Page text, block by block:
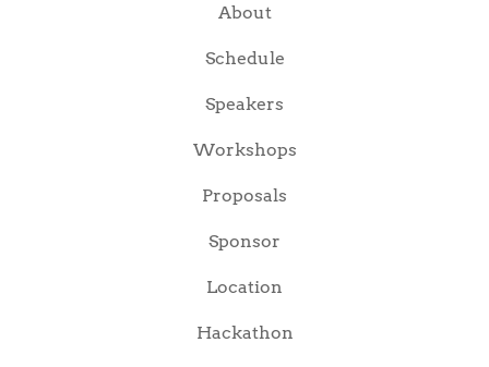
About
Schedule
Speakers
Workshops
Proposals
Sponsor
Location
Hackathon